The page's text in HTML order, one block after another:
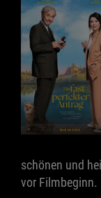
schönen und
vor Filmbeginn.